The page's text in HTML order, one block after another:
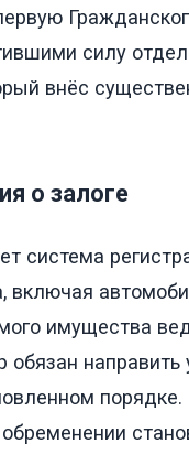
силу
внёс
о залоге
система
включая
имущества